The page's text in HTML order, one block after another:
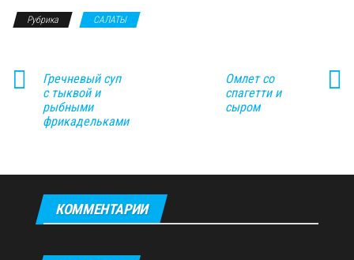
Рубрика САЛАТЫ
Гречневый суп
с тыквой и
рыбными
фрикадельками
Омлет со
спагетти и
сыром
КОММЕНТАРИИ